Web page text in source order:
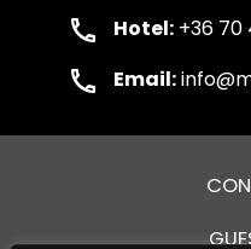
Hotel: +36 70
Email: